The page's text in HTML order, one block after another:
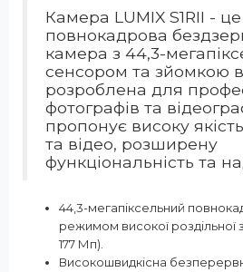
Камера LUMIX S1RII - це
повнокадрова
камера з 44,3-
сенсором та зйомкою
розроблена для
фотографів та
пропонує високу
та відео, розширену
функціональність та
44,3-мегапіксельний
режимом високої роздільної
177 Мп).
Високошвидкісна